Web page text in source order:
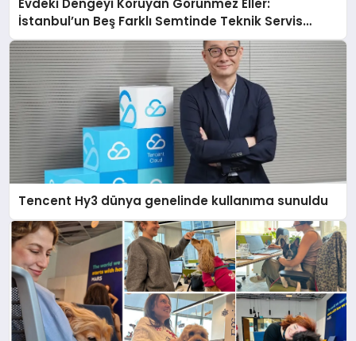
Evdeki Dengeyi Koruyan Görünmez Eller:
İstanbul’un Beş Farklı Semtinde Teknik Servis
Gerçeği
Tencent Hy3 dünya genelinde kullanıma sunuldu